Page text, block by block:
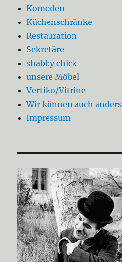
Komoden
Küchenschränke
Restauration
Sekretäre
shabby chick
unsere Möbel
Vertiko/Vitrine
Wir können auch anders
Impressum